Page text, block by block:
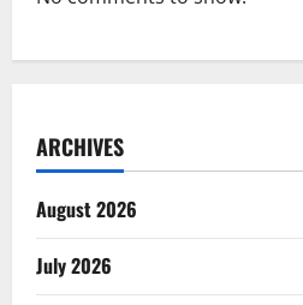
ARCHIVES
August 2026
July 2026